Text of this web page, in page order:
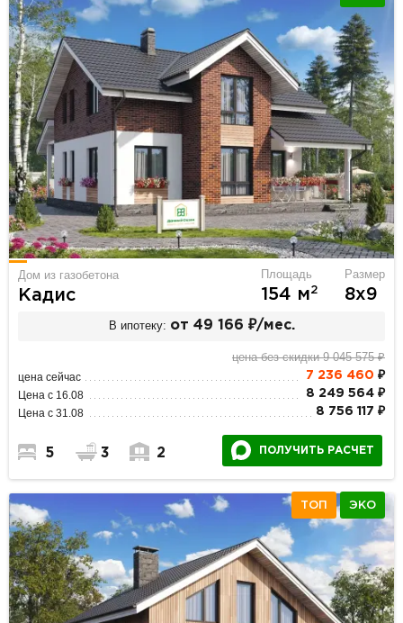
Дом из газобетона
Кадис
Площадь
154 м2
Размер
8х9
В ипотеку: от 49 166 ₽/мес.
цена без скидки 9 045 575 ₽
цена сейчас 7 236 460 ₽
Цена с 16.08 8 249 564 ₽
Цена с 31.08 8 756 117 ₽
5 3 2 ПОЛУЧИТЬ РАСЧЕТ
ТОП ЭКО